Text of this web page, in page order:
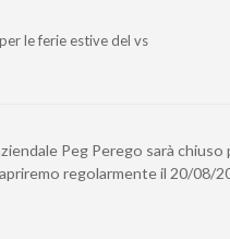
le ferie estive del vs
Peg Perego sarà chiuso
regolarmente il 20/08/